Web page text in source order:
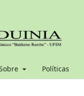
Políticas